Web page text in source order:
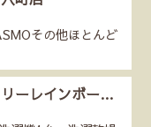
その他ほとんど
ーレインボー…